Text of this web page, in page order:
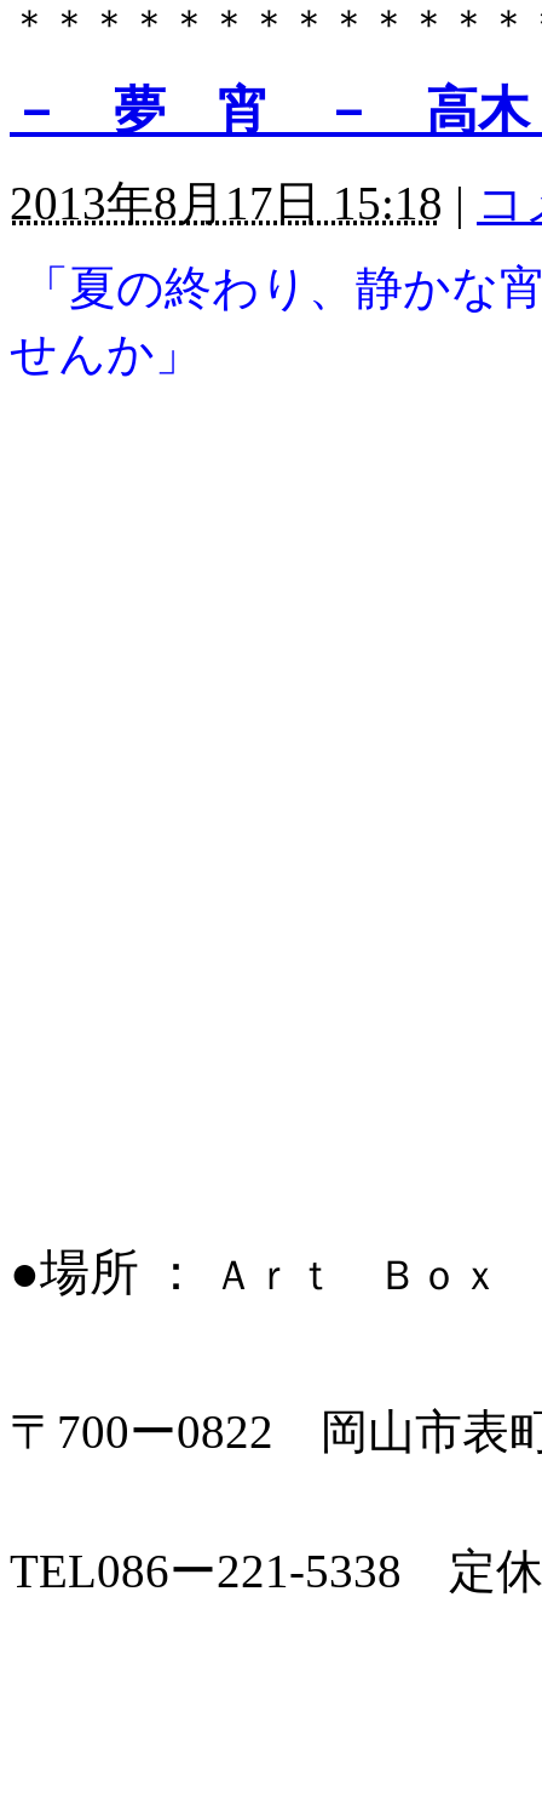
＊＊＊＊＊＊＊＊＊＊＊＊
－ 夢 宵 － 高木
2013年8月17日 15:18 | コ
「夏の終わり、静か
せんか」
●場所 ： Ａｒｔ Ｂｏｘ
〒 700ー0822 岡山市表
TEL086ー221-5338 定